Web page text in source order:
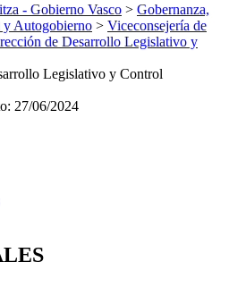
- Gobierno Vasco > Gobernanza,
Autogobierno > Viceconsejería de
de Desarrollo Legislativo y
Legislativo y Control
: 27/06/2024